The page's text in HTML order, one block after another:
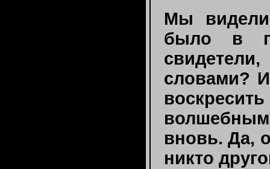
Мы
было в
словами?
вновь. Да,
никто